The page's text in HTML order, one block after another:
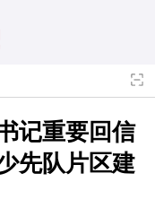
记重要回信
先队片区建